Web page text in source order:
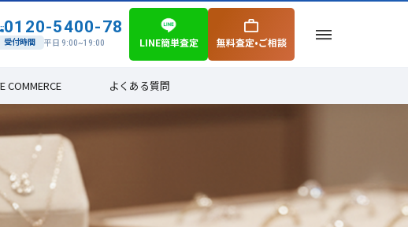
0120-5400-78
受付時間 平日 9:00~19:00 LINE簡単査定 無料査定•ご相談
COMMERCE よくある質問